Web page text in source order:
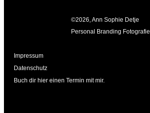
©2026, Ann Sophie Detje
Personal Branding Fotografie
Impressum
Datenschutz
Buch dir hier einen Termin mit mir.